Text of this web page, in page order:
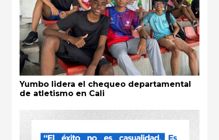
Yumbo lidera el chequeo departamental
de atletismo en Cali